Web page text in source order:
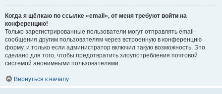
Когда я щёлкаю по ссылке «email», от меня требуют войти на
конференцию!
Только зарегистрированные пользователи могут отправлять email-
сообщения другим пользователям через встроенную в конференцию
форму, и только если администратор включил такую возможность. Это
сделано для того, чтобы предотвратить злоупотребления почтовой
системой анонимными пользователями.
Вернуться к началу